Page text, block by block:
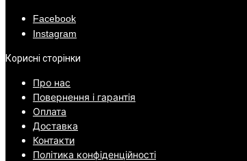
Facebook
Instagram
Корисні сторінки
Про нас
Повернення і гарантія
Оплата
Доставка
Контакти
Політика конфіденційності